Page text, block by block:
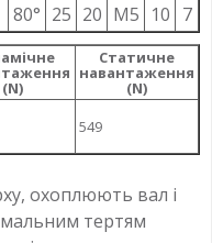
80° 25 20 M5 10 7
(N)
Статичне
навантаження
(N)
549
охоплюють вал і
тертям